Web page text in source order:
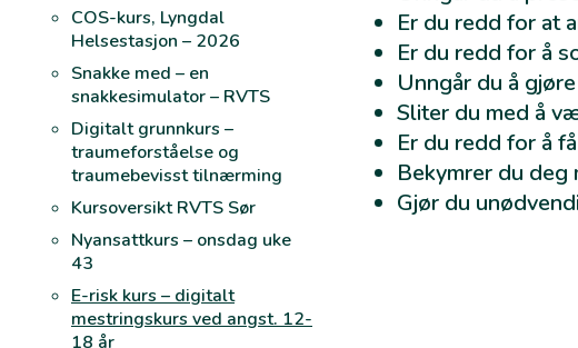
COS-kurs, Lyngdal
Helsestasjon – 2026
Snakke med – en
snakkesimulator – RVTS
Digitalt grunnkurs –
traumeforståelse og
traumebevisst tilnærming
Kursoversikt RVTS Sør
Nyansattkurs – onsdag uke
43
E-risk kurs – digitalt
mestringskurs ved angst. 12-
18 år
Er du redd for at
Er du redd for å
Unngår du å
Sliter du med å
Er du redd for å
Bekymrer du deg
Gjør du